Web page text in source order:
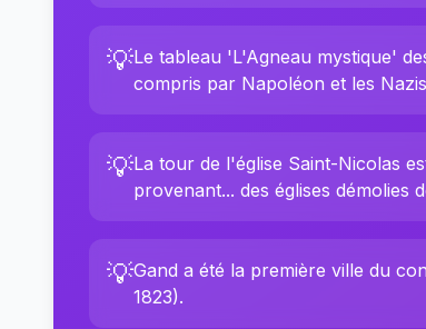
💡Le tableau 'L'Agneau mystique'
compris par Napoléon et les
💡La tour de l'église Saint-Nicolas
provenant... des églises démolies
💡Gand a été la première ville du
1823).